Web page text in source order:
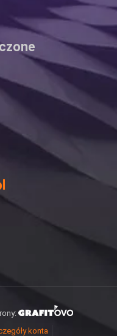
konta